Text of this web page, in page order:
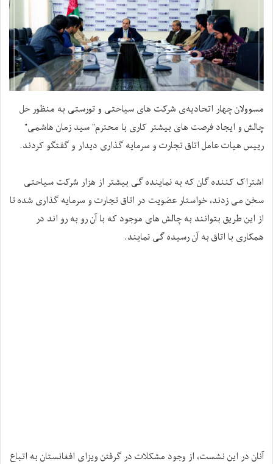
مسوولان چهار اتحادیه‌ی شرکت های سیاحتی و تورستی به منظور حل
چالش و ایجاد فرصت های بیشتر کاری با محترم" سید زمان هاشمی"
رییس هیات عامل اتاق تجارت و سرمایه گذاری دیدار و گفتگو کردند.
اشتراک کننده گان که به نماینده گی بیشتر از هزار شرکت سیاحتی
سخن می زدند، خواستار عضویت در اتاق تجارت و سرمایه گذاری شده تا
از این طریق بتوانند به چالش های موجود که با آن رو به رو اند در
همکاری با اتاق به آن رسیده گی نمایند.
آنان در این نشست، از وجود مشکلات در گرفتن ویزای افغانستان به اتباع